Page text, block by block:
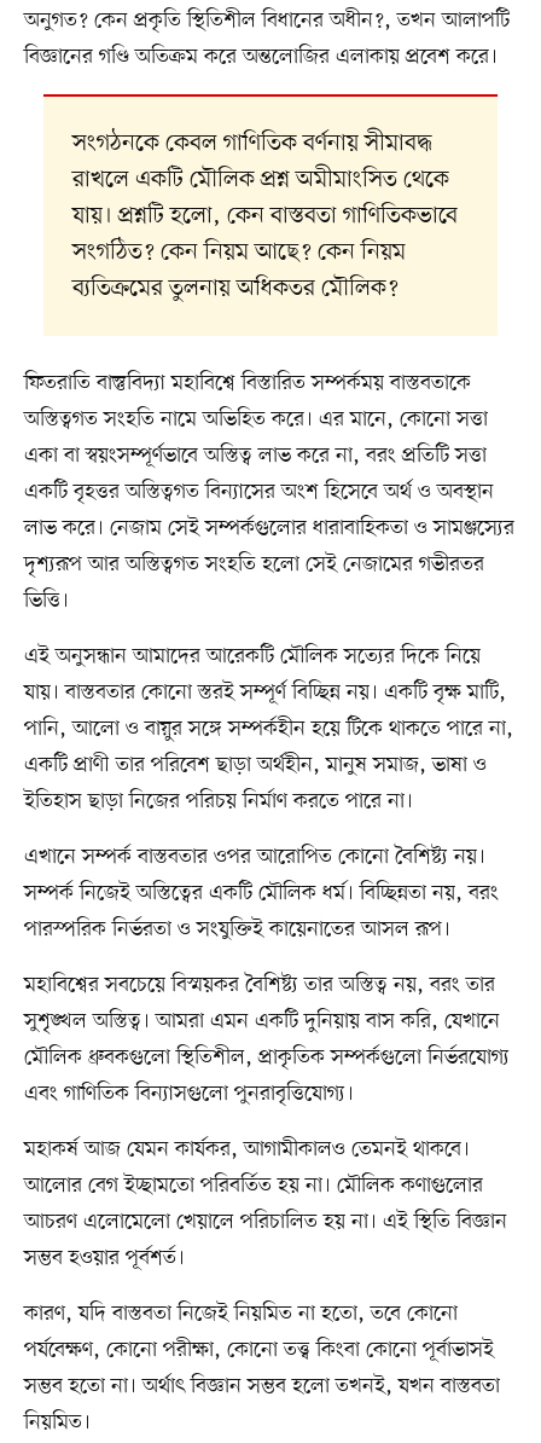
অনুগত? কেন প্রকৃতি স্থিতিশীল বিধানের অধীন?, তখন আলাপটি
বিজ্ঞানের গণ্ডি অতিক্রম করে অন্তলোজির এলাকায় প্রবেশ করে।
সংগঠনকে কেবল গাণিতিক বর্ণনায় সীমাবদ্ধ
রাখলে একটি মৌলিক প্রশ্ন অমীমাংসিত থেকে
যায়। প্রশ্নটি হলো, কেন বাস্তবতা গাণিতিকভাবে
সংগঠিত? কেন নিয়ম আছে? কেন নিয়ম
ব্যতিক্রমের তুলনায় অধিকতর মৌলিক?
ফিতরাতি বাস্তুবিদ্যা মহাবিশ্বে বিস্তারিত সম্পর্কময় বাস্তবতাকে
অস্তিত্বগত সংহতি নামে অভিহিত করে। এর মানে, কোনো সত্তা
একা বা স্বয়ংসম্পূর্ণভাবে অস্তিত্ব লাভ করে না, বরং প্রতিটি সত্তা
একটি বৃহত্তর অস্তিত্বগত বিন্যাসের অংশ হিসেবে অর্থ ও অবস্থান
লাভ করে। নেজাম সেই সম্পর্কগুলোর ধারাবাহিকতা ও সামঞ্জস্যের
দৃশ্যরূপ আর অস্তিত্বগত সংহতি হলো সেই নেজামের গভীরতর
ভিত্তি।
এই অনুসন্ধান আমাদের আরেকটি মৌলিক সত্যের দিকে নিয়ে
যায়। বাস্তবতার কোনো স্তরই সম্পূর্ণ বিচ্ছিন্ন নয়। একটি বৃক্ষ মাটি,
পানি, আলো ও বায়ুর সঙ্গে সম্পর্কহীন হয়ে টিকে থাকতে পারে না,
একটি প্রাণী তার পরিবেশ ছাড়া অর্থহীন, মানুষ সমাজ, ভাষা ও
ইতিহাস ছাড়া নিজের পরিচয় নির্মাণ করতে পারে না।
এখানে সম্পর্ক বাস্তবতার ওপর আরোপিত কোনো বৈশিষ্ট্য নয়।
সম্পর্ক নিজেই অস্তিত্বের একটি মৌলিক ধর্ম। বিচ্ছিন্নতা নয়, বরং
পারস্পরিক নির্ভরতা ও সংযুক্তিই কায়েনাতের আসল রূপ।
মহাবিশ্বের সবচেয়ে বিস্ময়কর বৈশিষ্ট্য তার অস্তিত্ব নয়, বরং তার
সুশৃঙ্খল অস্তিত্ব। আমরা এমন একটি দুনিয়ায় বাস করি, যেখানে
মৌলিক ধ্রুবকগুলো স্থিতিশীল, প্রাকৃতিক সম্পর্কগুলো নির্ভরযোগ্য
এবং গাণিতিক বিন্যাসগুলো পুনরাবৃত্তিযোগ্য।
মহাকর্ষ আজ যেমন কার্যকর, আগামীকালও তেমনই থাকবে।
আলোর বেগ ইচ্ছামতো পরিবর্তিত হয় না। মৌলিক কণাগুলোর
আচরণ এলোমেলো খেয়ালে পরিচালিত হয় না। এই স্থিতি বিজ্ঞান
সম্ভব হওয়ার পূর্বশর্ত।
কারণ, যদি বাস্তবতা নিজেই নিয়মিত না হতো, তবে কোনো
পর্যবেক্ষণ, কোনো পরীক্ষা, কোনো তত্ত্ব কিংবা কোনো পূর্বাভাসই
সম্ভব হতো না। অর্থাৎ বিজ্ঞান সম্ভব হলো তখনই, যখন বাস্তবতা
নিয়মিত।